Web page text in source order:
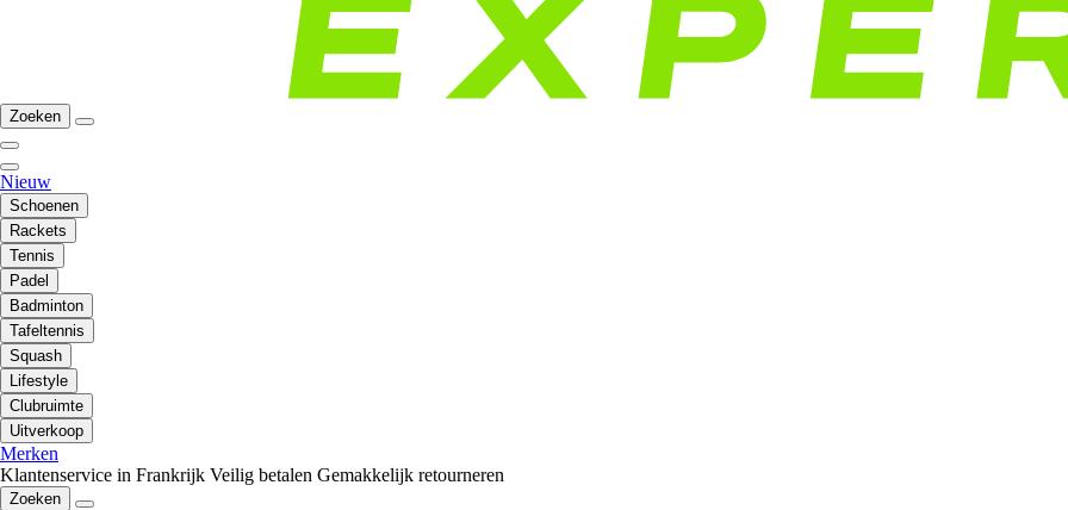
Zoeken
Nieuw
Schoenen
Rackets
Tennis
Padel
Badminton
Tafeltennis
Squash
Lifestyle
Clubruimte
Uitverkoop
Merken
Klantenservice in Frankrijk Veilig betalen Gemakkelijk retourneren
Zoeken